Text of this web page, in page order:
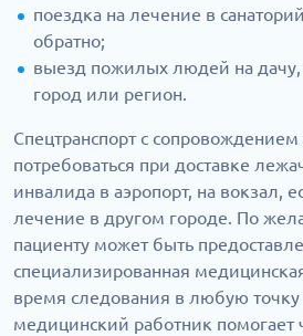
поездка на лечение в
обратно;
выезд пожилых людей на дачу,
город или регион.
Спецтранспорт с
потребоваться при доставке
инвалида в аэропорт, на вокзал,
лечение в другом городе. По
пациенту может быть
специализированная
время следования в любую точку
медицинский работник помогает